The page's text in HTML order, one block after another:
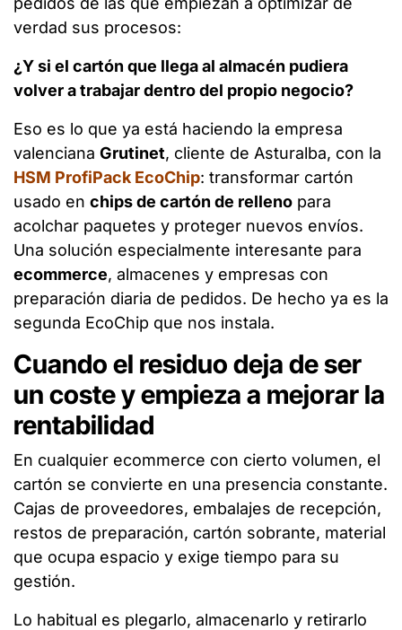
verdad sus procesos:
¿Y si el cartón que llega al almacén pudiera
volver a trabajar dentro del propio negocio?
Eso es lo que ya está haciendo la empresa
valenciana Grutinet, cliente de Asturalba, con la
HSM ProfiPack EcoChip: transformar cartón
usado en chips de cartón de relleno para
acolchar paquetes y proteger nuevos envíos.
Una solución especialmente interesante para
ecommerce, almacenes y empresas con
preparación diaria de pedidos. De hecho ya es la
segunda EcoChip que nos instala.
Cuando el residuo deja de ser
un coste y empieza a mejorar la
rentabilidad
En cualquier ecommerce con cierto volumen, el
cartón se convierte en una presencia constante.
Cajas de proveedores, embalajes de recepción,
restos de preparación, cartón sobrante, material
que ocupa espacio y exige tiempo para su
gestión.
Lo habitual es plegarlo, almacenarlo y retirarlo